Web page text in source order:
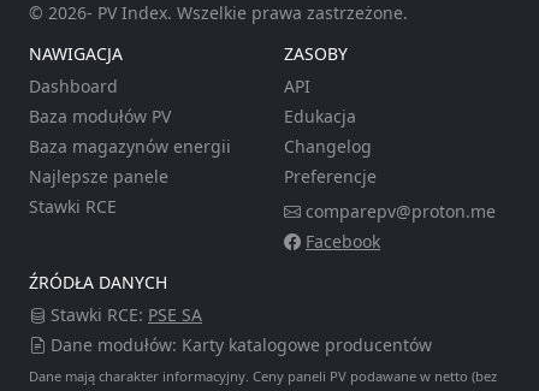
© 2026- PV Index. Wszelkie prawa zastrzeżone.
NAWIGACJA
Dashboard
Baza modułów PV
Baza magazynów energii
Najlepsze panele
Stawki RCE
ZASOBY
API
Edukacja
Changelog
Preferencje
comparepv@proton.me
Facebook
ŹRÓDŁA DANYCH
Stawki RCE: PSE SA
Dane modułów: Karty katalogowe producentów
Dane mają charakter informacyjny. Ceny paneli PV podawane w netto (bez